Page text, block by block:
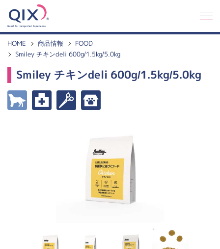
Q
X
HOME
商品情報
FOOD
Smiley チキンdeli 600g/1.5kg/5.0kg
Smiley チキンdeli 600g/1.5kg/5.0kg